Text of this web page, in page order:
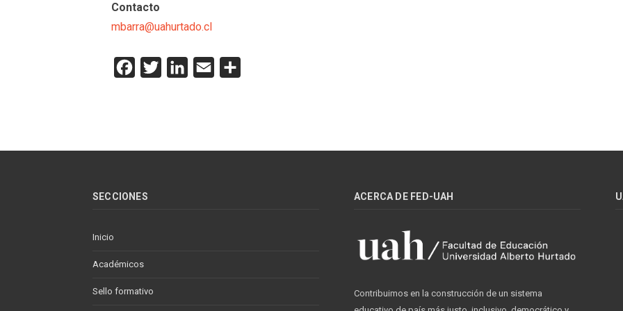
Contacto
mbarra@uahurtado.cl
Facebook
Twitter LinkedInEmail
SECCIONES
Inicio
Académicos
Sello formativo
ACERCA DE FED-UAH
Contribuimos en la construcción de un sistema